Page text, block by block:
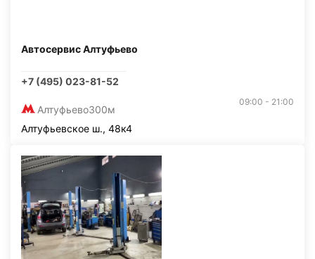
Автосервис Алтуфьево
+7 (495) 023-81-52
Алтуфьево300м
09:00 - 21:00
Алтуфьевское ш., 48к4